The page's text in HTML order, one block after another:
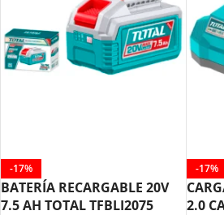
-17%
BATERÍA RECARGABLE 20V
7.5 AH TOTAL TFBLI2075
-17%
2.0